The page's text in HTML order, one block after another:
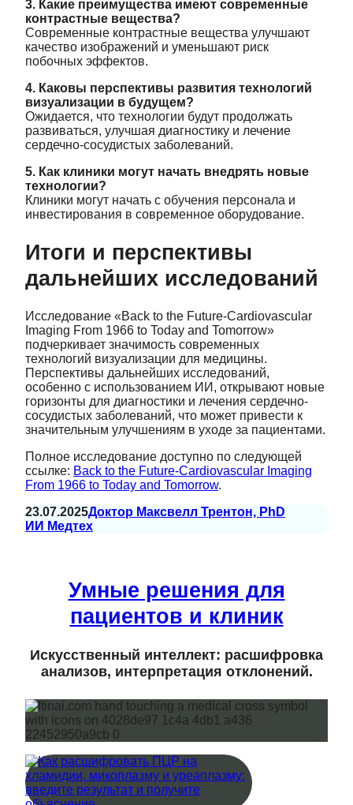
3. Какие преимущества имеют современные
контрастные вещества?
Современные контрастные вещества улучшают
качество изображений и уменьшают риск
побочных эффектов.
4. Каковы перспективы развития технологий
визуализации в будущем?
Ожидается, что технологии будут продолжать
развиваться, улучшая диагностику и лечение
сердечно-сосудистых заболеваний.
5. Как клиники могут начать внедрять новые
технологии?
Клиники могут начать с обучения персонала и
инвестирования в современное оборудование.
Итоги и перспективы
дальнейших исследований
Исследование «Back to the Future-Cardiovascular
Imaging From 1966 to Today and Tomorrow»
подчеркивает значимость современных
технологий визуализации для медицины.
Перспективы дальнейших исследований,
особенно с использованием ИИ, открывают новые
горизонты для диагностики и лечения сердечно-
сосудистых заболеваний, что может привести к
значительным улучшениям в уходе за пациентами.
Полное исследование доступно по следующей
ссылке: Back to the Future-Cardiovascular Imaging
From 1966 to Today and Tomorrow.
23.07.2025Доктор Максвелл Трентон, PhD
ИИ Медтех
Умные решения для
пациентов и клиник
Искусственный интеллект: расшифровка
анализов, интерпретация отклонений.